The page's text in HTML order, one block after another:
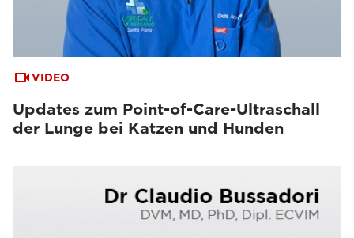
VIDEO
Updates zum Point-of-Care-Ultraschall
der Lunge bei Katzen und Hunden